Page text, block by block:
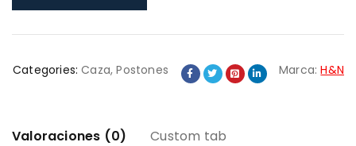
Categories: Caza,Postones Marca:H&N
Valoraciones (0) Custom tab